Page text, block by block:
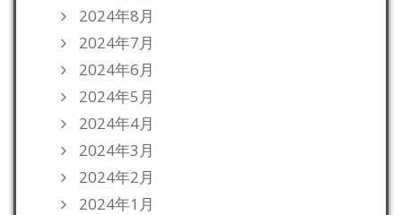
2024年8月
2024年7月
2024年6月
2024年5月
2024年4月
2024年3月
2024年2月
2024年1月